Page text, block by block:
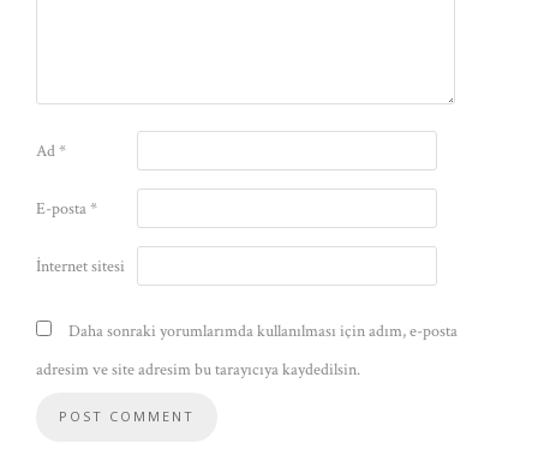
Ad*
E-posta*
İnternet sitesi
Daha sonraki yorumlarımda kullanılması için adım, e-posta
adresim ve site adresim bu tarayıcıya kaydedilsin.